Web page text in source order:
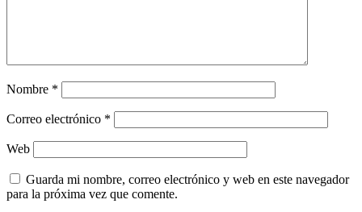
Nombre *
Correo electrónico *
Web
Guarda mi nombre, correo electrónico y web en este navegador
para la próxima vez que comente.